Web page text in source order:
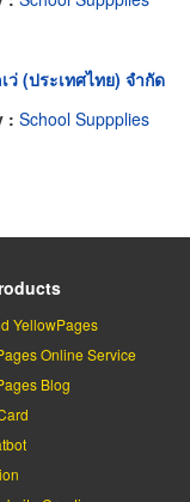
ว่ (ประเทศไทย) จำกัด
: School Suppplies
YellowPages
Online Service
Blog